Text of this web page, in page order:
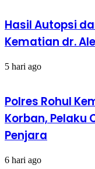
Hasil Autopsi
Kematian dr.
5 hari ago
Polres Rohul
Korban, Pelaku
Penjara
6 hari ago